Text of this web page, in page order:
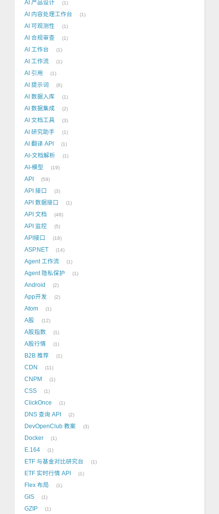
AI 产品设计 1
AI 内容处理工作台 1
AI 可观测性 1
AI 合规审查 1
AI 工作台 1
AI 工作流 1
AI 引用 1
AI 提示词 6
AI 数据入库 1
AI 数据集成 2
AI 文档工具 3
AI 研究助手 1
AI 翻译 API 1
AI-文档解析 1
AI-模型 19
API 59
API 接口 3
API 数据接口 1
API 文档 48
API 监控 5
API接口 18
ASP.NET 14
Agent 工作流 1
Agent 隐私保护 1
Android 2
App开发 2
Atom 1
A股 12
A股指数 1
A股行情 1
B2B 推荐 1
CDN 11
CNPM 1
CSS 1
ClickOnce 1
DNS 查询 API 2
DevOpenClub 教案 3
Docker 1
E.164 1
ETF 与基金对比研究台 1
ETF 实时行情 API 1
Flex 布局 1
GIS 1
GZIP 1